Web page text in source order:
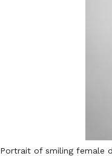
Portrait of smiling female